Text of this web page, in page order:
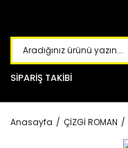
SİPARİŞ TAKİBİ
Anasayfa ÇİZGİ ROMAN